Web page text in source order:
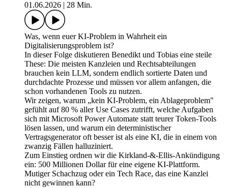
01.06.2026
28 Min.
Was, wenn euer KI-Problem in Wahrheit ein
Digitalisierungsproblem ist?
In dieser Folge diskutieren Benedikt und Tobias eine steile
These: Die meisten Kanzleien und Rechtsabteilungen
brauchen kein LLM, sondern endlich sortierte Daten und
durchdachte Prozesse und müssen vor allem anfangen, die
schon vorhandenen Tools zu nutzen.
Wir zeigen, warum „kein KI-Problem, ein Ablageproblem"
gefühlt auf 80 % aller Use Cases zutrifft, welche Aufgaben
sich mit Microsoft Power Automate statt teurer Token-Tools
lösen lassen, und warum ein deterministischer
Vertragsgenerator oft besser ist als eine KI, die in einem von
zwanzig Fällen halluziniert.
Zum Einstieg ordnen wir die Kirkland-&-Ellis-Ankündigung
ein: 500 Millionen Dollar für eine eigene KI-Plattform.
Mutiger Schachzug oder ein Tech Race, das eine Kanzlei
nicht gewinnen kann?